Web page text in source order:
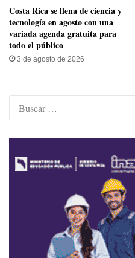
​Costa Rica se llena de ciencia y
tecnología en agosto con una
variada agenda gratuita para
todo el público
3 de agosto de 2026